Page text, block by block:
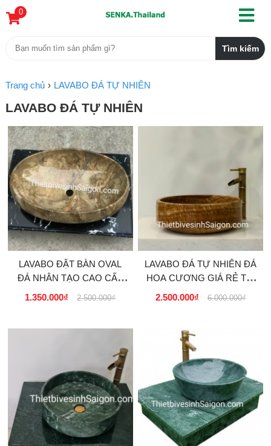
0
Trang chủ LAVABO ĐÁ TỰ NHIÊN
LAVABO ĐÁ TỰ NHIÊN
LAVABO ĐẶT BÀN OVAL
ĐÁ NHÂN TẠO CAO CẤP
GIÁ RẺ TẠITẠI TPHCM,
1.350.000₫ 2.500.000₫
LAVABO ĐÁ TỰ NHIÊN ĐÁ
HOA CƯƠNG GIÁ RẺ TẠI
TPHCM, HÀ NỘI, ĐÀ
2.500.000₫ 6.000.000₫